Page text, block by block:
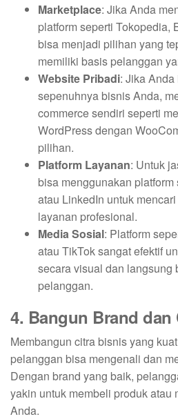
Marketplace: Jika Anda
platform seperti Tokopedia,
bisa menjadi pilihan yang
memiliki basis pelanggan
Website Pribadi: Jika
sepenuhnya bisnis Anda,
commerce sendiri seperti
WordPress dengan
pilihan.
Platform Layanan: Untuk
bisa menggunakan
atau LinkedIn untuk
layanan profesional.
Media Sosial: Platform
atau TikTok sangat efektif
secara visual dan langsung
pelanggan.
4. Bangun Brand
Membangun citra bisnis yang
pelanggan bisa mengenali dan
Dengan brand yang baik,
yakin untuk membeli produk atau
Anda.